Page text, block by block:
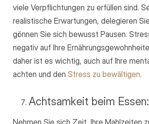
viele Verpflichtungen zu erfüllen sind.
realistische Erwartungen, delegieren
gönnen Sie sich bewusst Pausen.
negativ auf Ihre
daher ist es wichtig, auch auf Ihre
achten und denStress zu bewältigen.
Achtsamkeit beim Essen:
Nehmen Sie sich Zeit, Ihre Mahlzeiten